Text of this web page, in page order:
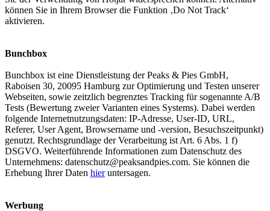
können Sie in Ihrem Browser die Funktion ‚Do Not Track‘
aktivieren.
Bunchbox
Bunchbox ist eine Dienstleistung der Peaks & Pies GmbH,
Raboisen 30, 20095 Hamburg zur Optimierung und Testen unserer
Webseiten, sowie zeitzlich begrenztes Tracking für sogenannte A/B
Tests (Bewertung zweier Varianten eines Systems). Dabei werden
folgende Internetnutzungsdaten: IP-Adresse, User-ID, URL,
Referer, User Agent, Browsername und -version, Besuchszeitpunkt)
genutzt. Rechtsgrundlage der Verarbeitung ist Art. 6 Abs. 1 f)
DSGVO. Weiterführende Informationen zum Datenschutz des
Unternehmens: datenschutz@peaksandpies.com. Sie können die
Erhebung Ihrer Daten hieruntersagen.
Werbung